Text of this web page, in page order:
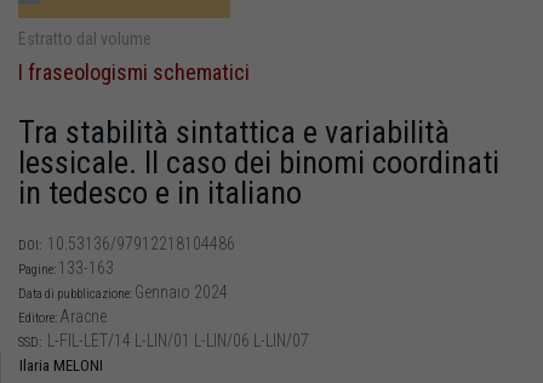
Estratto dal volume
I fraseologismi schematici
Tra stabilità sintattica e variabilità
lessicale. Il caso dei binomi coordinati
in tedesco e in italiano
DOI: 10.53136/97912218104486
Pagine: 133-163
Data di pubblicazione: Gennaio 2024
Editore: Aracne
SSD: L-FIL-LET/14 L-LIN/01 L-LIN/06 L-LIN/07
Ilaria MELONI